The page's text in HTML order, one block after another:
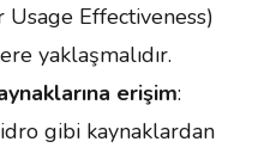
Effectiveness)
yaklaşmalıdır.
erişim:
gibi kaynaklardan